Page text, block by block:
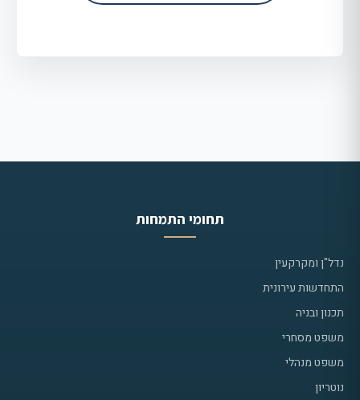
תחומי התמחות
נדל"ן ומקרקעין
התחדשות עירונית
תכנון ובניה
משפט מסחרי
משפט מנהלי
נוטריון